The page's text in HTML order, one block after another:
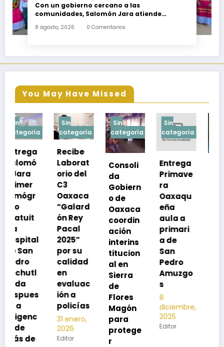
Con un gobierno cercano a las
comunidades, Salomón Jara atiende
Tenango
8 agosto, 2026 0 Comentarios
You May Have Missed
Sin
categoría
Recibe
Laborat
orio del
C3
Oaxaca
“Galard
ón Rey
2025”
por su
calidad
en
evaluac
ión a
policías
31 enero,
2026
Editor
Sin
categoría
Consoli
da
o de
Oaxaca
coordin
ación
interins
titucion
al en
de
Flores
Magón
para
protege
r
Sin
categoría
Entrega
ra
Oaxaqu
eña
aula a
primari
a de
San
Pedro
Amuzgo
8
diciembre,
2025
Editor
Sin
categoría
Exhorta
SSO a
rse de
neumoc
oco
para
preveni
r la
neumon
ía
2025
Editor